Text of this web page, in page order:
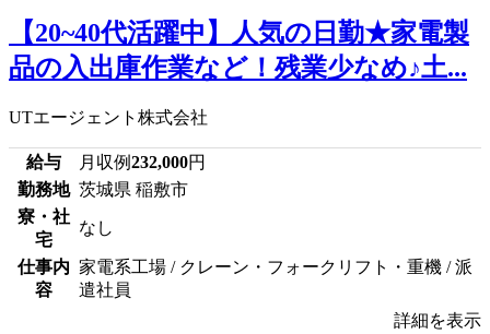
【20~40代活躍中】人気の日勤★家電製
品の入出庫作業など！残業少なめ♪土...
UTエージェント株式会社
給与 月収例232,000円
勤務地 茨城県 稲敷市
寮・社
宅
なし
仕事内
容
家電系工場 / クレーン・フォークリフト・重機 / 派
遣社員
詳細を表示